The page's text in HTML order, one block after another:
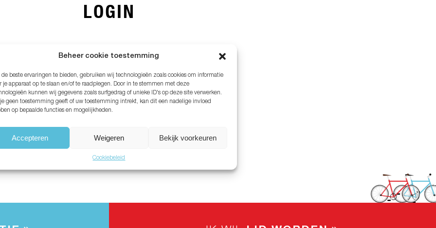
Beheer cookie toestemming
de beste ervaringen te bieden, gebruiken wij technologieën zoals cookies om informatie
je apparaat op te slaan en/of te raadplegen. Door in te stemmen met deze
kunnen wij gegevens zoals surfgedrag of unieke ID's op deze site verwerken.
geen toestemming geeft of uw toestemming intrekt, kan dit een nadelige invloed
op bepaalde functies en mogelijkheden.
Accepteren Weigeren Bekijk voorkeuren
Cookiebeleid
LOGIN
vergeten?